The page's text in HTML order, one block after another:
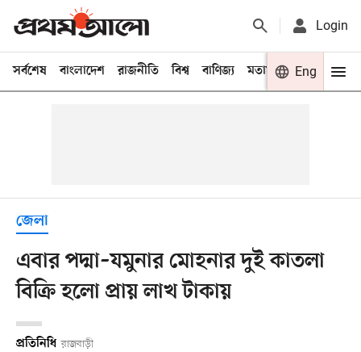
Login
সর্বশেষ বাংলাদেশ রাজনীতি বিশ্ব বাণিজ্য মতামত খেলা
Eng
জেলা
এবার পদ্মা–যমুনার মোহনার দুই কাতলা
বিক্রি হলো প্রায় লাখ টাকায়
প্রতিনিধি রাজবাড়ী